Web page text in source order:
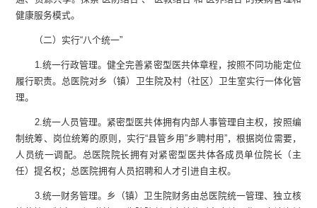
健康服务模式。
（二）实行“八个统一”
1.统一行政管理。健全完善紧密型医共体章程，按照不同功能定位
履行职责。 总 医院对乡（镇）卫生院及村（社区） 卫生室实行一体化管
理。
2.统一人员管理。紧密型医共体拥有内部人事管理自主权，按照编
制统筹、岗位统筹的原则，实行“县管乡用”乡聘村用”，根据岗位需要，
人员统一调配。总医院院长拥有对紧密型医共体各成员单位院长 （ 主
任）提名权； 总 医院拥有人员招聘和人才引进自主权。
3.统一财务管理。乡（镇）卫生院财务由总 医院统一管理、独立核